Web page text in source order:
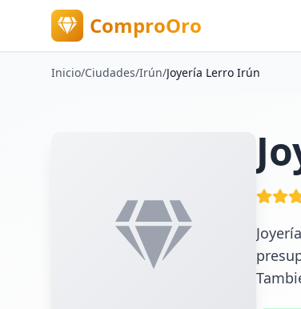
ComproOro
Inicio/Ciudades/Irún/Joyería Lerro Irún